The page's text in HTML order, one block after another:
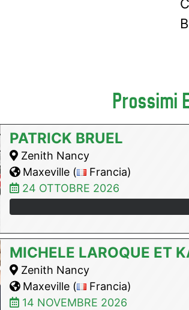
Prossimi
PATRICK BRUEL
Zenith Nancy
Maxeville (
Francia)
24 OTTOBRE 2026
MICHELE LAROQUE ET
Zenith Nancy
Maxeville (
Francia)
14 NOVEMBRE 2026